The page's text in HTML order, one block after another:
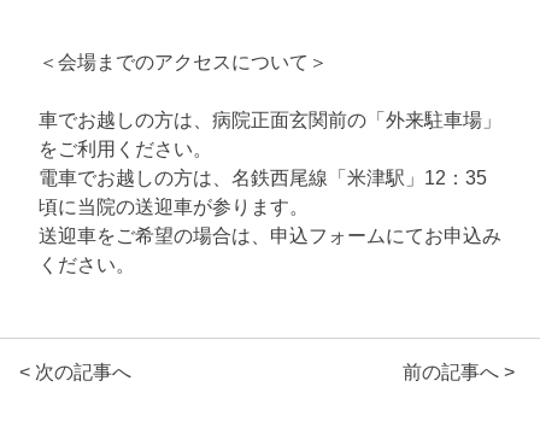
＜会場までのアクセスについて＞
車でお越しの方は、病院正面玄関前の「外来駐車場」
をご利用ください。
電車でお越しの方は、名鉄西尾線「米津駅」12：35
頃に当院の送迎車が参ります。
送迎車をご希望の場合は、申込フォームにてお申込み
ください。
< 次の記事へ 前の記事へ >